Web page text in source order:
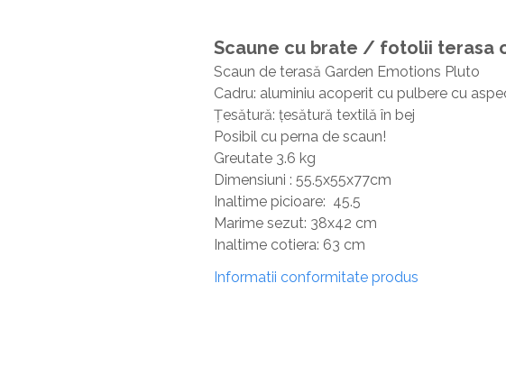
Scaune cu brate / fotolii terasa
Scaun de terasă Garden Emotions Pluto
Cadru: aluminiu acoperit cu pulbere cu
Țesătură: țesătură textilă în bej
Posibil cu perna de scaun!
Greutate 3.6 kg
Dimensiuni : 55.5x55x77cm
Inaltime picioare: 45.5
Marime sezut: 38x42 cm
Inaltime cotiera: 63 cm
Informatii conformitate produs